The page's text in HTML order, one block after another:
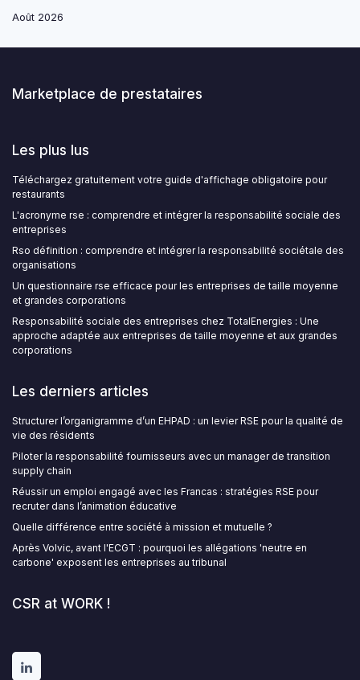
Août 2026
Marketplace de prestataires
Les plus lus
Téléchargez gratuitement votre guide d'affichage obligatoire pour
restaurants
L'acronyme rse : comprendre et intégrer la responsabilité sociale des
entreprises
Rso définition : comprendre et intégrer la responsabilité sociétale des
organisations
Un questionnaire rse efficace pour les entreprises de taille moyenne
et grandes corporations
Responsabilité sociale des entreprises chez TotalEnergies : Une
approche adaptée aux entreprises de taille moyenne et aux grandes
corporations
Les derniers articles
Structurer l’organigramme d’un EHPAD : un levier RSE pour la qualité de
vie des résidents
Piloter la responsabilité fournisseurs avec un manager de transition
supply chain
Réussir un emploi engagé avec les Francas : stratégies RSE pour
recruter dans l’animation éducative
Quelle différence entre société à mission et mutuelle ?
Après Volvic, avant l'ECGT : pourquoi les allégations 'neutre en
carbone' exposent les entreprises au tribunal
CSR at WORK !